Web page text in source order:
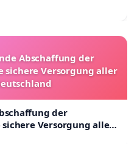
Abschaffung der
sichere Versorgung aller
der
Versorgung aller